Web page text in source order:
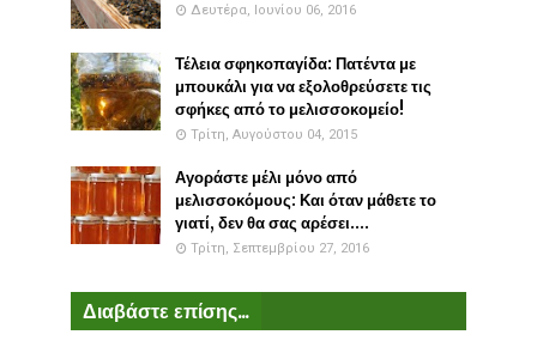
Δευτέρα, Ιουνίου 06, 2016
Τέλεια σφηκοπαγίδα: Πατέντα με
μπουκάλι για να εξολοθρεύσετε τις
σφήκες από το μελισσοκομείο!
Τρίτη, Αυγούστου 04, 2015
Αγοράστε μέλι μόνο από
μελισσοκόμους: Και όταν μάθετε το
γιατί, δεν θα σας αρέσει....
Τρίτη, Σεπτεμβρίου 27, 2016
Διαβάστε επίσης...